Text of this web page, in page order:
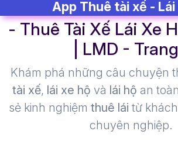
App Thuê tài xế - Lái
- Thuê Tài Xế Lái Xe
| LMD -
Khám phá những câu chuyện
tài xế, lái xe hộ và lái hộ an
sẻ kinh nghiệm thuê lái từ
chuyên nghiệp.